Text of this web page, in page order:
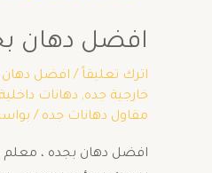
افضل دهان
اترك تعليقاً / افضل دهان
خارجية جده, دهانات
مقاول دهانات جده /
افضل دهان بجده ، معلم